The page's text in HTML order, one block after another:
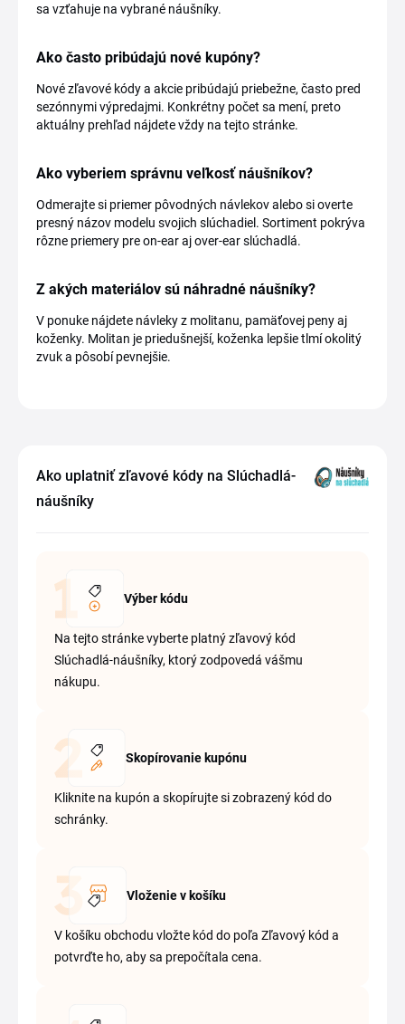
sa vzťahuje na vybrané náušníky.
Ako často pribúdajú nové kupóny?
Nové zľavové kódy a akcie pribúdajú priebežne, často pred
sezónnymi výpredajmi. Konkrétny počet sa mení, preto
aktuálny prehľad nájdete vždy na tejto stránke.
Ako vyberiem správnu veľkosť náušníkov?
Odmerajte si priemer pôvodných návlekov alebo si overte
presný názov modelu svojich slúchadiel. Sortiment pokrýva
rôzne priemery pre on-ear aj over-ear slúchadlá.
Z akých materiálov sú náhradné náušníky?
V ponuke nájdete návleky z molitanu, pamäťovej peny aj
koženky. Molitan je priedušnejší, koženka lepšie tlmí okolitý
zvuk a pôsobí pevnejšie.
Ako uplatniť zľavové kódy na Slúchadlá-
náušníky
Výber kódu
Na tejto stránke vyberte platný zľavový kód
Slúchadlá-náušníky, ktorý zodpovedá vášmu
nákupu.
Skopírovanie kupónu
Kliknite na kupón a skopírujte si zobrazený kód do
schránky.
Vloženie v košíku
V košíku obchodu vložte kód do poľa Zľavový kód a
potvrďte ho, aby sa prepočítala cena.